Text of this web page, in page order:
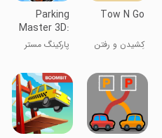
Tow N Go
کِشیدن و رفتن
Parking
Master 3D:
Traffic
Jam
پارکینگ مستر
شلوغ